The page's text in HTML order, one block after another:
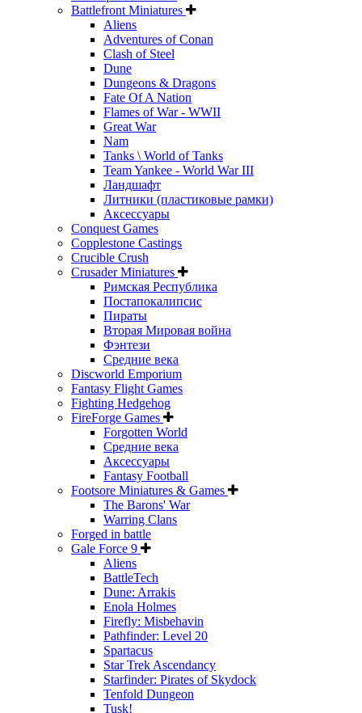
Battlefront Miniatures
Aliens
Adventures of Conan
Clash of Steel
Dune
Dungeons & Dragons
Fate Of A Nation
Flames of War - WWII
Great War
Nam
Tanks \ World of Tanks
Team Yankee - World War III
Ландшафт
Литники (пластиковые рамки)
Аксессуары
Conquest Games
Copplestone Castings
Crucible Crush
Crusader Miniatures
Римская Республика
Постапокалипсис
Пираты
Вторая Мировая война
Фэнтези
Средние века
Discworld Emporium
Fantasy Flight Games
Fighting Hedgehog
FireForge Games
Forgotten World
Средние века
Аксессуары
Fantasy Football
Footsore Miniatures & Games
The Barons' War
Warring Clans
Forged in battle
Gale Force 9
Aliens
BattleTech
Dune: Arrakis
Enola Holmes
Firefly: Misbehavin
Pathfinder: Level 20
Spartacus
Star Trek Ascendancy
Starfinder: Pirates of Skydock
Tenfold Dungeon
Tusk!